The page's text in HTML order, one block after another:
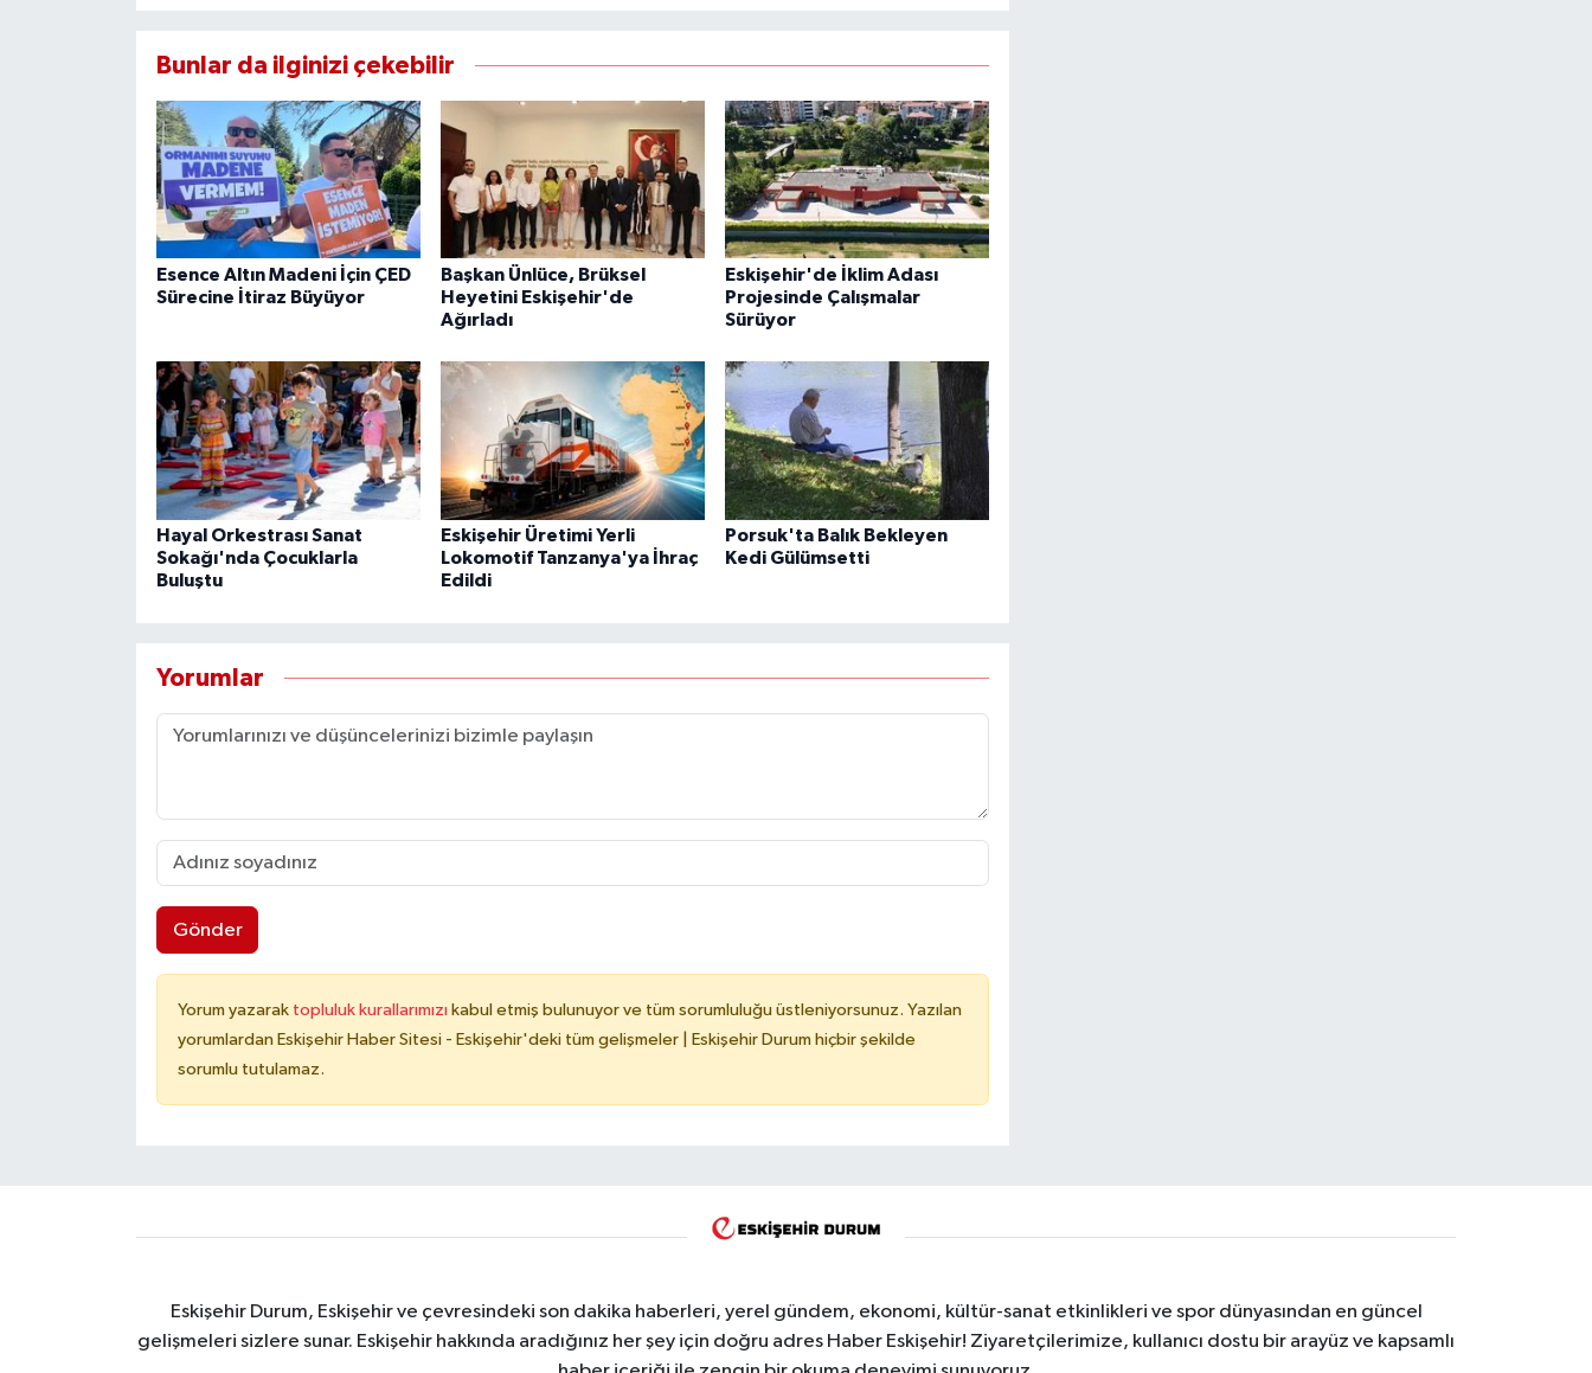
Bunlar da ilginizi çekebilir
Esence Altın Madeni İçin ÇED
Sürecine İtiraz Büyüyor
Başkan Ünlüce, Brüksel
Heyetini Eskişehir'de
Ağırladı
Eskişehir'de İklim Adası
Projesinde Çalışmalar
Sürüyor
Hayal Orkestrası Sanat
Sokağı'nda Çocuklarla
Buluştu
Eskişehir Üretimi Yerli
Lokomotif Tanzanya'ya İhraç
Edildi
Porsuk'ta Balık Bekleyen
Kedi Gülümsetti
Yorumlar
Gönder
Yorum yazarak topluluk kurallarımızı kabul etmiş bulunuyor ve tüm sorumluluğu üstleniyorsunuz. Yazılan
yorumlardan Eskişehir Haber Sitesi - Eskişehir'deki tüm gelişmeler | Eskişehir Durum hiçbir şekilde
sorumlu tutulamaz.
Eskişehir Durum, Eskişehir ve çevresindeki son dakika haberleri, yerel gündem, ekonomi, kültür-sanat etkinlikleri ve spor dünyasından en güncel
gelişmeleri sizlere sunar. Eskişehir hakkında aradığınız her şey için doğru adres Haber Eskişehir! Ziyaretçilerimize, kullanıcı dostu bir arayüz ve kapsamlı